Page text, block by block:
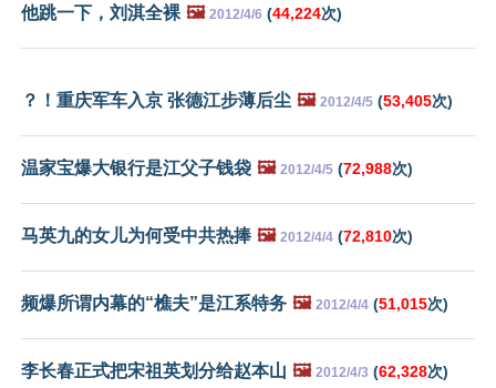
他跳一下，刘淇全裸 🖼️ 2012/4/6 (44,224次)
？！重庆军车入京 张德江步薄后尘 🖼️ 2012/4/5 (53,405次)
温家宝爆大银行是江父子钱袋 🖼️ 2012/4/5 (72,988次)
马英九的女儿为何受中共热捧 🖼️ 2012/4/4 (72,810次)
频爆所谓内幕的“樵夫”是江系特务 🖼️ 2012/4/4 (51,015次)
李长春正式把宋祖英划分给赵本山 🖼️ 2012/4/3 (62,328次)